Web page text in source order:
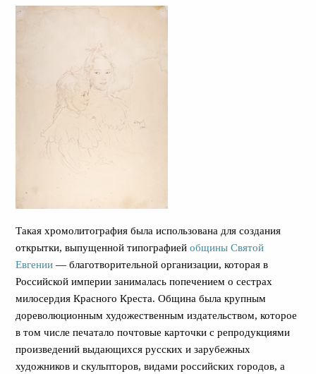
Такая хромолитография была использована для создания
открытки, выпущенной типографией общины Святой
Евгении — благотворительной организации, которая в
Российской империи занималась попечением о сестрах
милосердия Красного Креста. Община была крупным
дореволюционным художественным издательством, которое
в том числе печатало почтовые карточки с репродукциями
произведений выдающихся русских и зарубежных
художников и скульпторов, видами российских городов, а